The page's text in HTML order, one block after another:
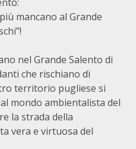
mancano al Grande
nel Grande Salento di
che rischiano di
territorio pugliese si
mondo ambientalista del
la strada della
vera e virtuosa del